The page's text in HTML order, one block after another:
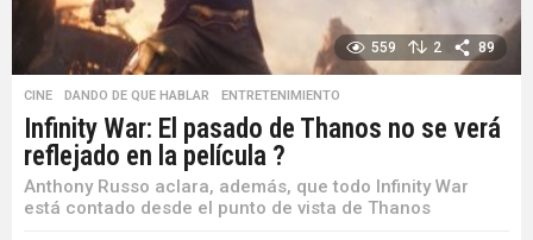
559 2 89
CINE ,DANDO DE QUE HABLAR ,ENTRETENIMIENTO
Infinity War: El pasado de Thanos no se verá
reflejado en la película ?
Anthony Russo aclara, además, que todo Infinity War
está contado desde el punto de vista de Thanos